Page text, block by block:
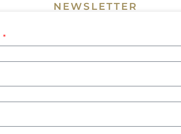
NEWSLETTER